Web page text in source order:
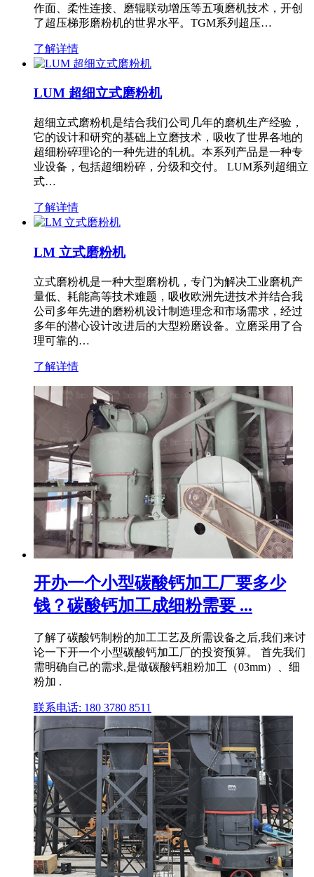
作面、柔性连接、磨辊联动增压等五项磨机技术，开创
了超压梯形磨粉机的世界水平。TGM系列超压…
了解详情
LUM 超细立式磨粉机
超细立式磨粉机是结合我们公司几年的磨机生产经验，
它的设计和研究的基础上立磨技术，吸收了世界各地的
超细粉碎理论的一种先进的轧机。本系列产品是一种专
业设备，包括超细粉碎，分级和交付。 LUM系列超细立
式…
了解详情
LM 立式磨粉机
立式磨粉机是一种大型磨粉机，专门为解决工业磨机产
量低、耗能高等技术难题，吸收欧洲先进技术并结合我
公司多年先进的磨粉机设计制造理念和市场需求，经过
多年的潜心设计改进后的大型粉磨设备。立磨采用了合
理可靠的…
了解详情
开办一个小型碳酸钙加工厂要多少
钱？碳酸钙加工成细粉需要 ...
了解了碳酸钙制粉的加工工艺及所需设备之后,我们来讨
论一下开一个小型碳酸钙加工厂的投资预算。 首先我们
需明确自己的需求,是做碳酸钙粗粉加工（03mm）、细
粉加 .
联系电话: 180 3780 8511